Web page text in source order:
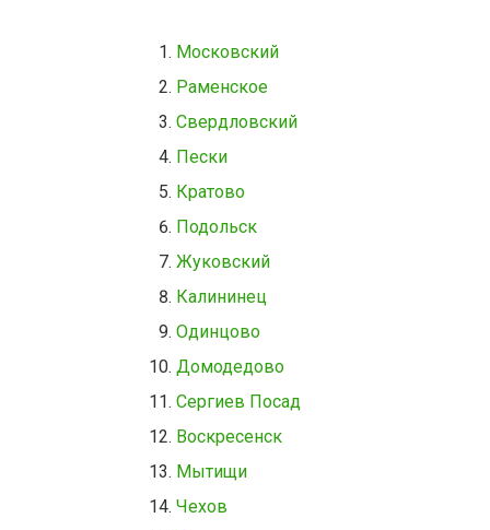
Московский
Раменское
Свердловский
Пески
Кратово
Подольск
Жуковский
Калининец
Одинцово
Домодедово
Сергиев Посад
Воскресенск
Мытищи
Чехов